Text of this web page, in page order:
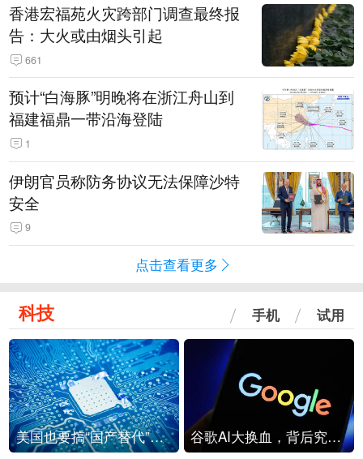
香港宏福苑火灾跨部门调查最终报
告：大火或由烟头引起
661
预计“白海豚”明晚将在浙江舟山到
福建福鼎一带沿海登陆
1
伊朗官员称防务协议无法保障沙特
安全
9
点击查看更多
科技 手机 试用
美国也要搞“国产替代”？先算清三笔账 谷歌AI大换血，背后究竟发生了什么？